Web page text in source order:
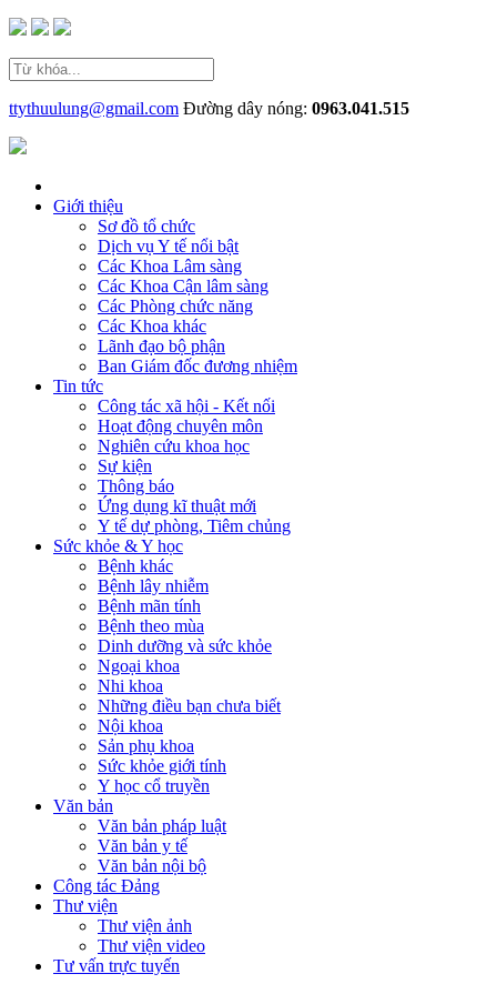
ttythuulung@gmail.com Đường dây nóng: 0963.041.515
Giới thiệu
Sơ đồ tổ chức
Dịch vụ Y tế nổi bật
Các Khoa Lâm sàng
Các Khoa Cận lâm sàng
Các Phòng chức năng
Các Khoa khác
Lãnh đạo bộ phận
Ban Giám đốc đương nhiệm
Tin tức
Công tác xã hội - Kết nối
Hoạt động chuyên môn
Nghiên cứu khoa học
Sự kiện
Thông báo
Ứng dụng kĩ thuật mới
Y tế dự phòng, Tiêm chủng
Sức khỏe & Y học
Bệnh khác
Bệnh lây nhiễm
Bệnh mãn tính
Bệnh theo mùa
Dinh dưỡng và sức khỏe
Ngoại khoa
Nhi khoa
Những điều bạn chưa biết
Nội khoa
Sản phụ khoa
Sức khỏe giới tính
Y học cổ truyền
Văn bản
Văn bản pháp luật
Văn bản y tế
Văn bản nội bộ
Công tác Đảng
Thư viện
Thư viện ảnh
Thư viện video
Tư vấn trực tuyến